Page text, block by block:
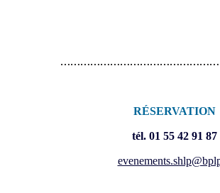
RÉSERVATION
tél. 01 55 42 91 87